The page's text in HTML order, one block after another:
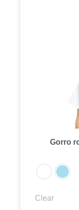
Gorro
Clear